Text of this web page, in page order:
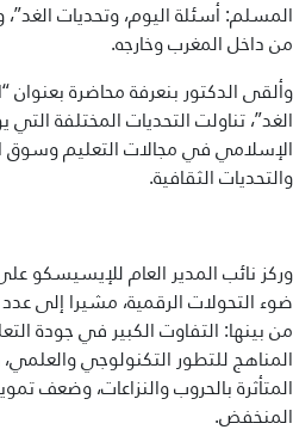
المسلم: أسئلة اليوم، وتحديات
من داخل المغرب وخارجه.
وألقى الدكتور بنعرفة محاضرة بعنوان
الغد”، تناولت التحديات المختلفة
الإسلامي في مجالات التعليم وسوق
والتحديات الثقافية.
وركز نائب المدير العام للإيسيسكو
ضوء التحولات الرقمية، مشيرا إلى
من بينها: التفاوت الكبير في جودة
المناهج للتطور التكنولوجي
المتأثرة بالحروب والنزاعات، وضعف
المنخفض.